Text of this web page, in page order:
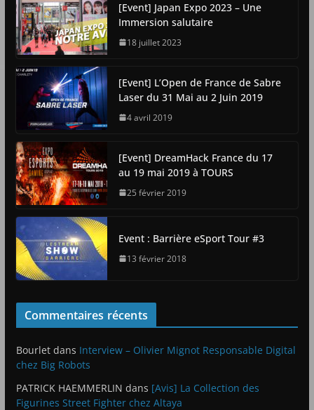
[Event] Japan Expo 2023 – Une
Immersion salutaire
18 juillet 2023
[Event] L’Open de France de Sabre
Laser du 31 Mai au 2 Juin 2019
4 avril 2019
[Event] DreamHack France du 17
au 19 mai 2019 à TOURS
25 février 2019
Event : Barrière eSport Tour #3
13 février 2018
Commentaires récents
Bourletdans Interview – Olivier Mignot Responsable Digital
chez Big Robots
PATRICK HAEMMERLIN dans [Avis] La Collection des
Figurines Street Fighter chez Altaya